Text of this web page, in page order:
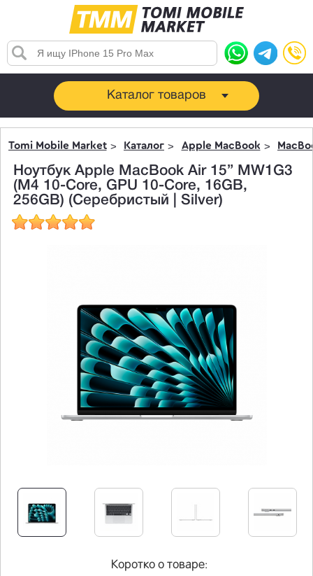
Каталог товаров
Tomi Mobile Market Каталог Apple MacBook
Ноутбук Apple MacBook Air 15” MW1G3
(M4 10-Core, GPU 10-Core, 16GB,
256GB) (Серебристый | Silver)
Коротко о товаре: